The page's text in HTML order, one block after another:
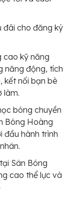
đãi cho đăng ký
cao kỹ năng
năng động, tích
kết nối bạn bè
làm.
bóng chuyền
Bóng Hoàng
đầu hành trình
Sân Bóng
cao thể lực và